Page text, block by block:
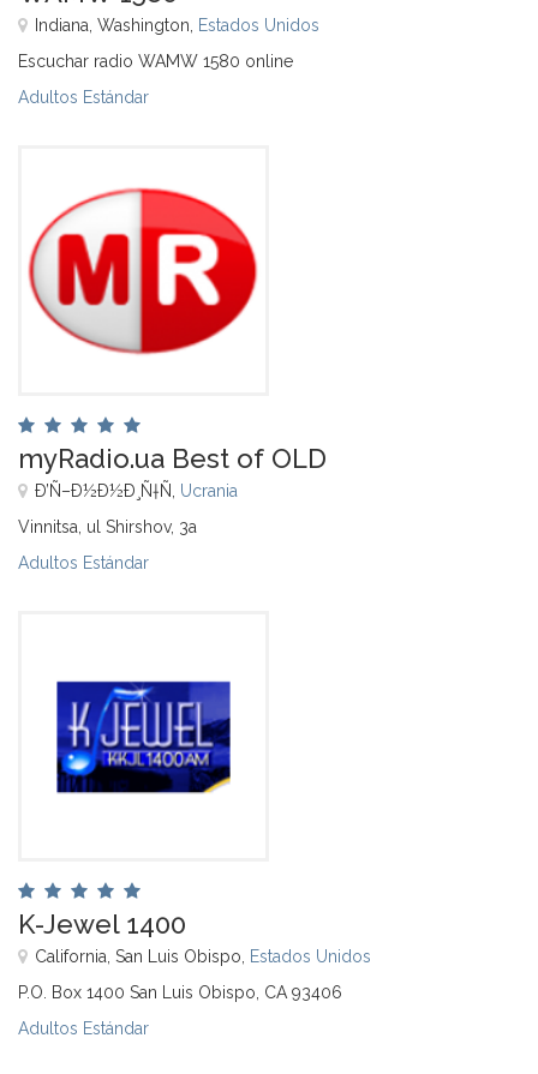
Indiana, Washington, Estados Unidos
Escuchar radio WAMW 1580 online
Adultos Estándar
myRadio.ua Best of OLD
Ð’Ñ–Ð½Ð½Ð¸Ñ†Ñ, Ucrania
Vinnitsa, ul Shirshov, 3a
Adultos Estándar
K-Jewel 1400
California, San Luis Obispo, Estados Unidos
P.O. Box 1400 San Luis Obispo, CA 93406
Adultos Estándar